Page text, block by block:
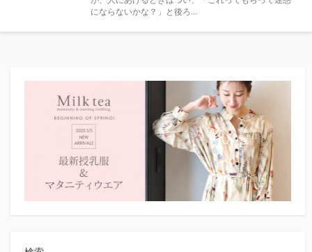
リ
ー
にならないかな？」と後ろ...